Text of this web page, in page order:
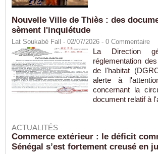
Nouvelle Ville de Thiès : des
sèment l'inquiétude
Lat Soukabé Fall - 02/07/2026 - 0 Commentaire
La Direction
réglementation
de l'habitat
alerte à
concernant la
document relatif à
ACTUALITÉS
Commerce extérieur : le déficit
Sénégal s’est fortement creusé en